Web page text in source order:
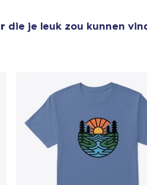
die je leuk zou kunnen